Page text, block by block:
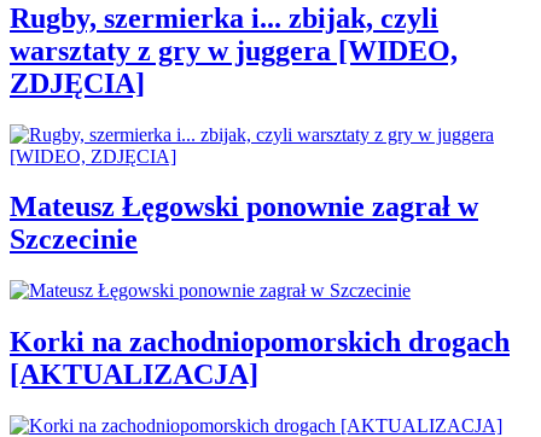
Rugby, szermierka i... zbijak, czyli
warsztaty z gry w juggera [WIDEO,
ZDJĘCIA]
Mateusz Łęgowski ponownie zagrał w
Szczecinie
Korki na zachodniopomorskich drogach
[AKTUALIZACJA]